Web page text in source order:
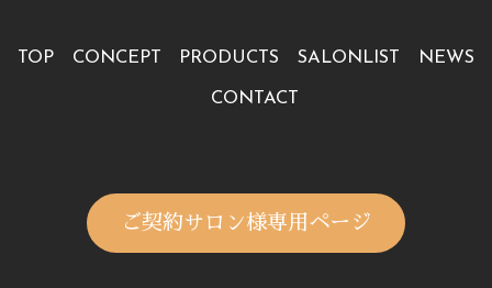
TOP CONCEPT PRODUCTS SALONLIST NEWS
CONTACT
ご契約サロン様専用ページ